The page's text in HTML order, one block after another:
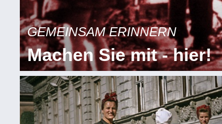
GEMEINSAM ERINNERN
Machen Sie mit - hier!